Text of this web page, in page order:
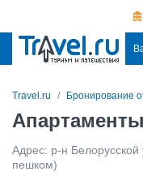
Travel.ru Бронирование
Адрес: р-н Белорусской
пешком)